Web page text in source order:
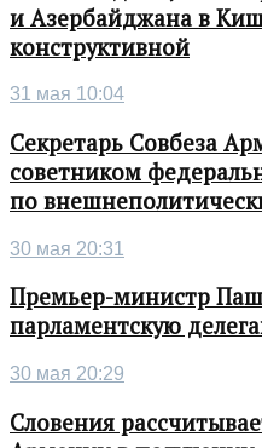
и Азербайджана в
конструктивной
31 мая 10:04
Секретарь Совбеза
советником
по
30 мая 20:31
Премьер-министр
парламентскую
30 мая 20:29
Словения